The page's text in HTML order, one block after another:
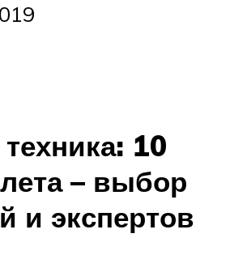
10
– выбор
и экспертов